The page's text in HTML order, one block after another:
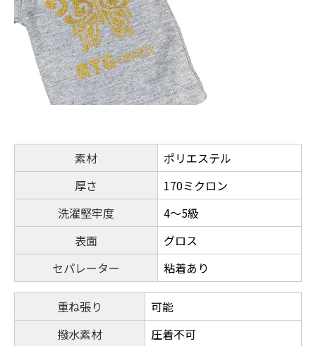
素材
ポリエステル
厚さ
170ミクロン
洗濯堅牢度
4～5級
表面
グロス
セパレーター
粘着あり
重ね張り
可能
撥水素材
圧着不可